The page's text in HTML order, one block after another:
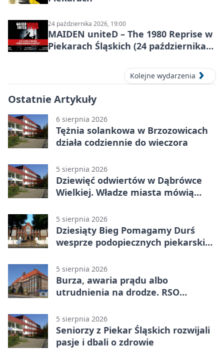
24 października 2026, 19:00
MAIDEN uniteD – The 1980 Reprise w
Piekarach Śląskich (24 października
Kolejne wydarzenia
Ostatnie Artykuły
6 sierpnia 2026
Tężnia solankowa w Brzozowicach
działa codziennie do wieczora
5 sierpnia 2026
Dziewięć odwiertów w Dąbrówce
Wielkiej. Władze miasta mówią
5 sierpnia 2026
Dziesiąty Bieg Pomagamy Durś
wesprze podopiecznych piekarskich
5 sierpnia 2026
Burza, awaria prądu albo
utrudnienia na drodze. RSO
5 sierpnia 2026
Seniorzy z Piekar Śląskich rozwijali
pasje i dbali o zdrowie